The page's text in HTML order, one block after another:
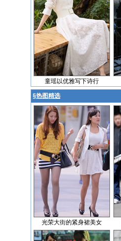
童瑶以优雅写下诗行
§热图精选
光荣大街的紧身裙美女